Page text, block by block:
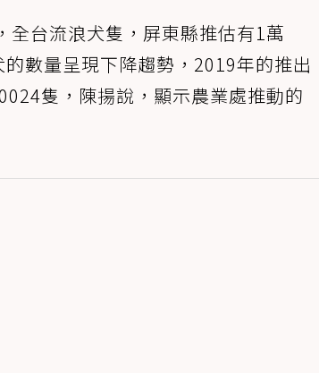
台流浪犬隻，屏東縣推估有1萬
數量呈現下降趨勢，2019年的推出
隻，陳揚說，顯示農業處推動的